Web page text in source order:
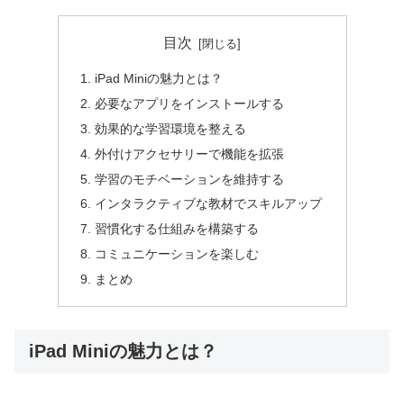
目次
iPad Miniの魅力とは？
必要なアプリをインストールする
効果的な学習環境を整える
外付けアクセサリーで機能を拡張
学習のモチベーションを維持する
インタラクティブな教材でスキルアップ
習慣化する仕組みを構築する
コミュニケーションを楽しむ
まとめ
iPad Miniの魅力とは？